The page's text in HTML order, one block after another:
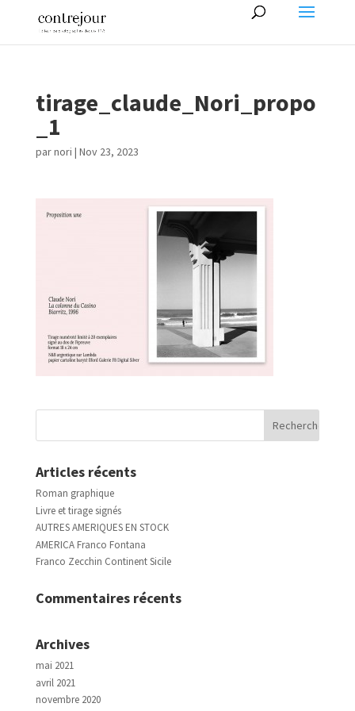
tirage_claude_Nori_propo
_1
parnori | Nov 23, 2023
Articles récents
Roman graphique
Livre et tirage signés
AUTRES AMERIQUES EN STOCK
AMERICA Franco Fontana
Franco Zecchin Continent Sicile
Commentaires récents
Archives
mai 2021
avril 2021
novembre 2020